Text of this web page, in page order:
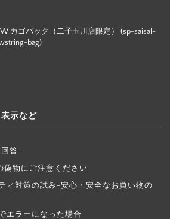
カゴバック（二子玉川店限定） (sp-saisal-
bag)
示など
回答-
物にご注意ください
ィ対策の試み-安心・安全なお買い物の
エラーになった場合